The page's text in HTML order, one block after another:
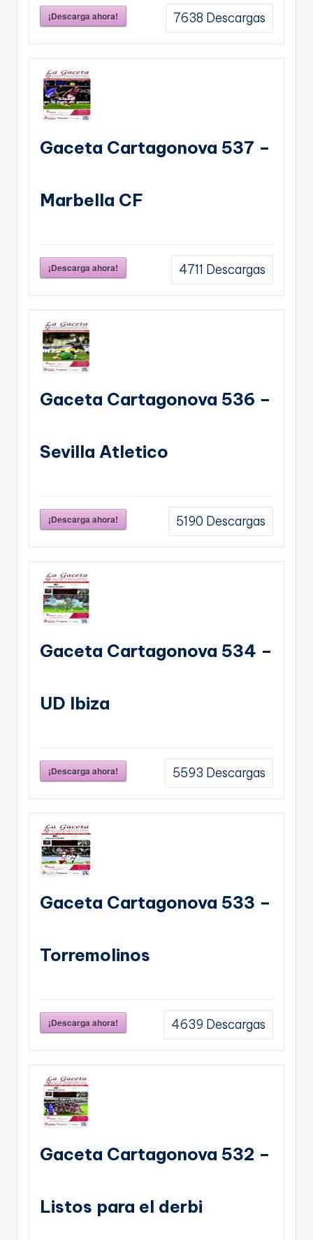
¡Descarga ahora! 7638 Descargas
Gaceta Cartagonova 537 –
Marbella CF
¡Descarga ahora! 4711 Descargas
Gaceta Cartagonova 536 –
Sevilla Atletico
¡Descarga ahora! 5190 Descargas
Gaceta Cartagonova 534 –
UD Ibiza
¡Descarga ahora! 5593 Descargas
Gaceta Cartagonova 533 –
Torremolinos
¡Descarga ahora! 4639 Descargas
Gaceta Cartagonova 532 –
Listos para el derbi